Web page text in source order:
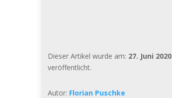
Dieser Artikel wurde am: 27. Juni 2020
veröffentlicht.
Autor: Florian Puschke